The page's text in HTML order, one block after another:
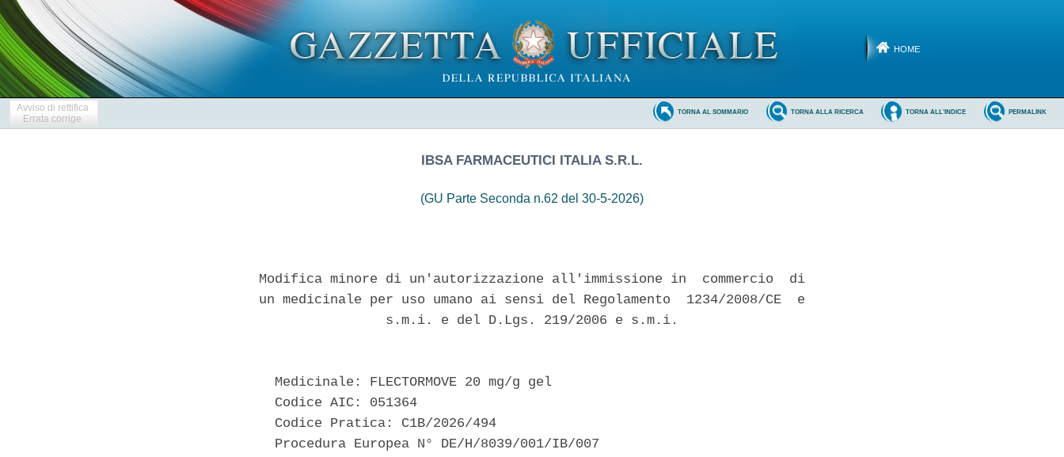
HOME
Avviso di rettifica
Errata corrige
PERMALINK
TORNA ALL'INDICE
TORNA ALLA RICERCA
TORNA AL SOMMARIO
IBSA FARMACEUTICI ITALIA S.R.L.
(GU Parte Seconda n.62 del 30-5-2026)
Modifica minore di un'autorizzazione all'immissione in  commercio  di
un medicinale per uso umano ai sensi del Regolamento  1234/2008/CE  e
                s.m.i. e del D.Lgs. 219/2006 e s.m.i.
  Medicinale: FLECTORMOVE 20 mg/g gel
  Codice AIC: 051364
  Codice Pratica: C1B/2026/494
  Procedura Europea N° DE/H/8039/001/IB/007